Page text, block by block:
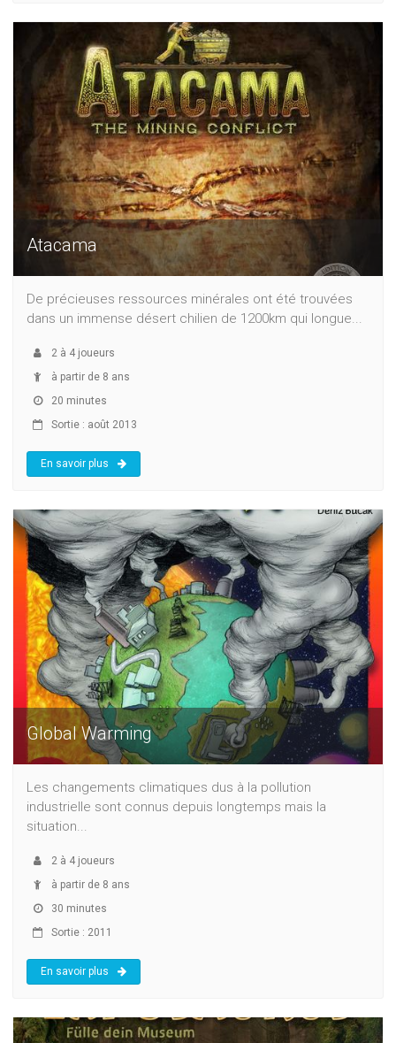
Atacama
De précieuses ressources minérales ont été trouvées
dans un immense désert chilien de 1200km qui longue...
2 à 4 joueurs
à partir de 8 ans
20 minutes
Sortie : août 2013
En savoir plus
Global Warming
Les changements climatiques dus à la pollution
industrielle sont connus depuis longtemps mais la
situation...
2 à 4 joueurs
à partir de 8 ans
30 minutes
Sortie : 2011
En savoir plus